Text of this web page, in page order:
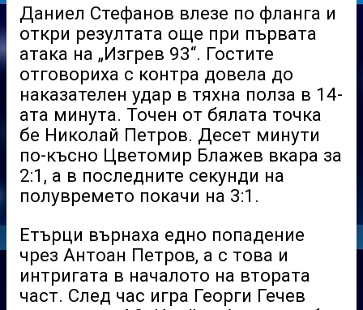
Даниел Стефанов влезе по фланга и
откри резултата още при първата
атака на „Изгрев 93“. Гостите
отговориха с контра довела до
наказателен удар в тяхна полза в 14-
ата минута. Точен от бялата точка
бе Николай Петров. Десет минути
по-късно Цветомир Блажев вкара за
2:1, а в последните секунди на
полувремето покачи на 3:1.
Етърци върнаха едно попадение
чрез Антоан Петров, а с това и
интригата в началото на втората
част. След час игра Георги Гечев